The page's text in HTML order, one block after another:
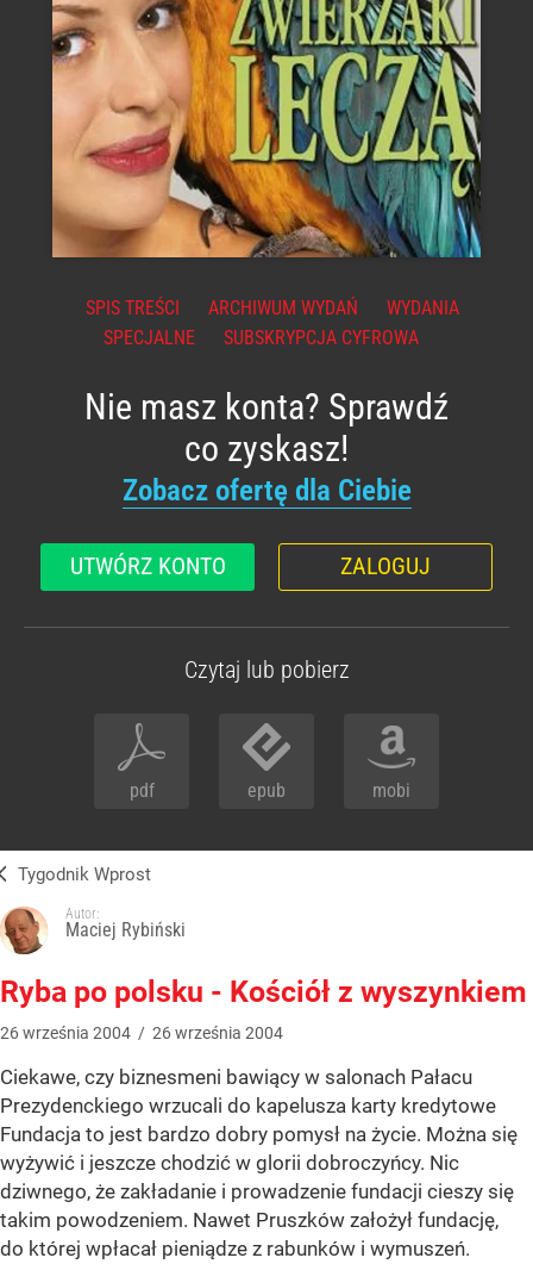
SPIS TREŚCI ARCHIWUM WYDAŃ
WYDANIA
SPECJALNE
SUBSKRYPCJA CYFROWA
Nie masz konta? Sprawdź
co zyskasz!
Zobacz ofertę dla Ciebie
UTWÓRZ KONTO ZALOGUJ
Czytaj lub pobierz
pdf epub mobi
Tygodnik Wprost
Autor:
Maciej Rybiński
Ryba po polsku - Kościół z wyszynkiem
26września 2004 / 26września 2004
Ciekawe, czy biznesmeni bawiący w salonach Pałacu
Prezydenckiego wrzucali do kapelusza karty kredytowe
Fundacja to jest bardzo dobry pomysł na życie. Można się
wyżywić i jeszcze chodzić w glorii dobroczyńcy. Nic
dziwnego, że zakładanie i prowadzenie fundacji cieszy się
takim powodzeniem. Nawet Pruszków założył fundację,
do której wpłacał pieniądze z rabunków i wymuszeń.